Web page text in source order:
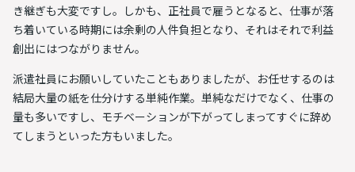
き継ぎも大変ですし。しかも、正社員で雇うとなると、仕事が落
ち着いている時期には余剰の人件負担となり、それはそれで利益
創出にはつながりません。
派遣社員にお願いしていたこともありましたが、お任せするのは
結局大量の紙を仕分けする単純作業。単純なだけでなく、仕事の
量も多いですし、モチベーションが下がってしまってすぐに辞め
てしまうといった方もいました。